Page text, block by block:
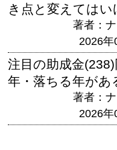
き点と変えてはい
著者：
2026年
注目の助成金
年・落ちる年があ
著者：
2026年